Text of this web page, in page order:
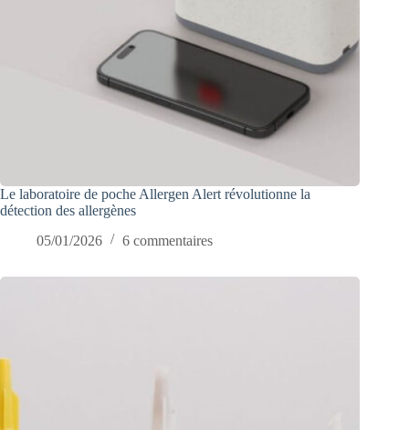
Le laboratoire de poche Allergen Alert révolutionne la
détection des allergènes
05/01/2026
6 commentaires